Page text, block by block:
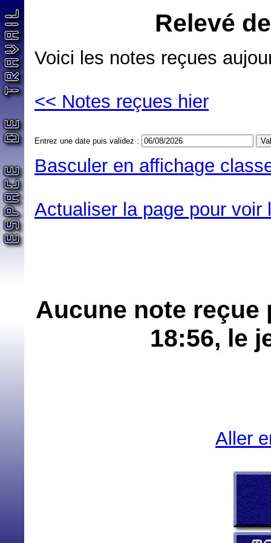
Relevé
Voici les notes reçues
<< Notes reçues hier
Entrez une date puis validez :
Basculer en affichage
Actualiser la page pour
Aucune note
18:56, le
Aller